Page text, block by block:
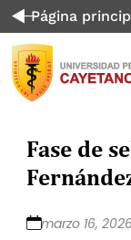
Página
Fase de
marzo 16,